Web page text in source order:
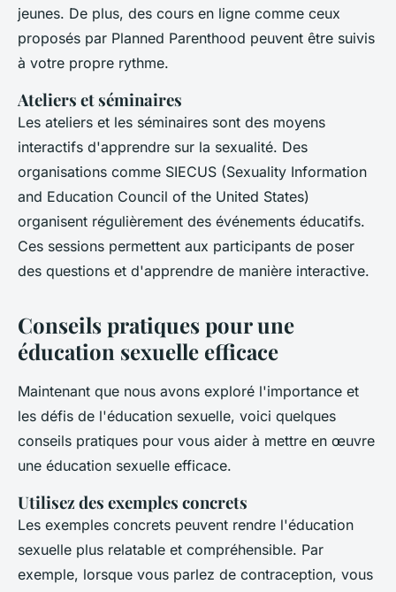
jeunes. De plus, des cours en ligne comme ceux
proposés par Planned Parenthood peuvent être suivis
à votre propre rythme.
Ateliers et séminaires
Les ateliers et les séminaires sont des moyens
interactifs d'apprendre sur la sexualité. Des
organisations comme SIECUS (Sexuality Information
and Education Council of the United States)
organisent régulièrement des événements éducatifs.
Ces sessions permettent aux participants de poser
des questions et d'apprendre de manière interactive.
Conseils pratiques pour une
éducation sexuelle efficace
Maintenant que nous avons exploré l'importance et
les défis de l'éducation sexuelle, voici quelques
conseils pratiques pour vous aider à mettre en œuvre
une éducation sexuelle efficace.
Utilisez des exemples concrets
Les exemples concrets peuvent rendre l'éducation
sexuelle plus relatable et compréhensible. Par
exemple, lorsque vous parlez de contraception, vous